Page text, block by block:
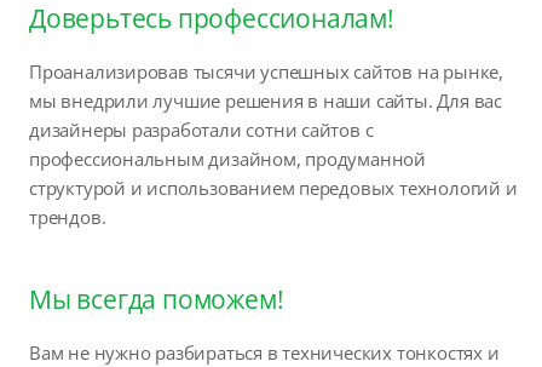
Доверьтесь профессионалам!
Проанализировав тысячи успешных сайтов на рынке,
мы внедрили лучшие решения в наши сайты. Для вас
дизайнеры разработали сотни сайтов с
профессиональным дизайном, продуманной
структурой и использованием передовых технологий и
трендов.
Мы всегда поможем!
Вам не нужно разбираться в технических тонкостях и